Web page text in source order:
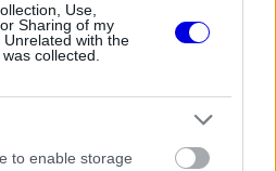
Use,
Sharing of my
with the
collected.
to enable storage
Monzában, nem
neki szurkol